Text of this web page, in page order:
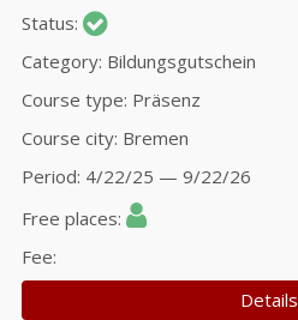
Status
Category Bildungsgutschein
Course type Präsenz
Course city Bremen
Period 4/22/25 — 9/22/26
Free places
Fee
Details